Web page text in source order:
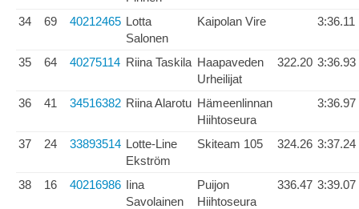
34 69 40212465 Lotta
Salonen
Kaipolan Vire 3:36.11
35 64 40275114 Riina Taskila Haapaveden
Urheilijat
322.20 3:36.93
36 41 34516382 Riina Alarotu Hämeenlinnan
Hiihtoseura
3:36.97
37 24 33893514 Lotte-Line
Ekström
Skiteam 105 324.26 3:37.24
38 16 40216986 Iina
Savolainen
Puijon
Hiihtoseura
336.47 3:39.07